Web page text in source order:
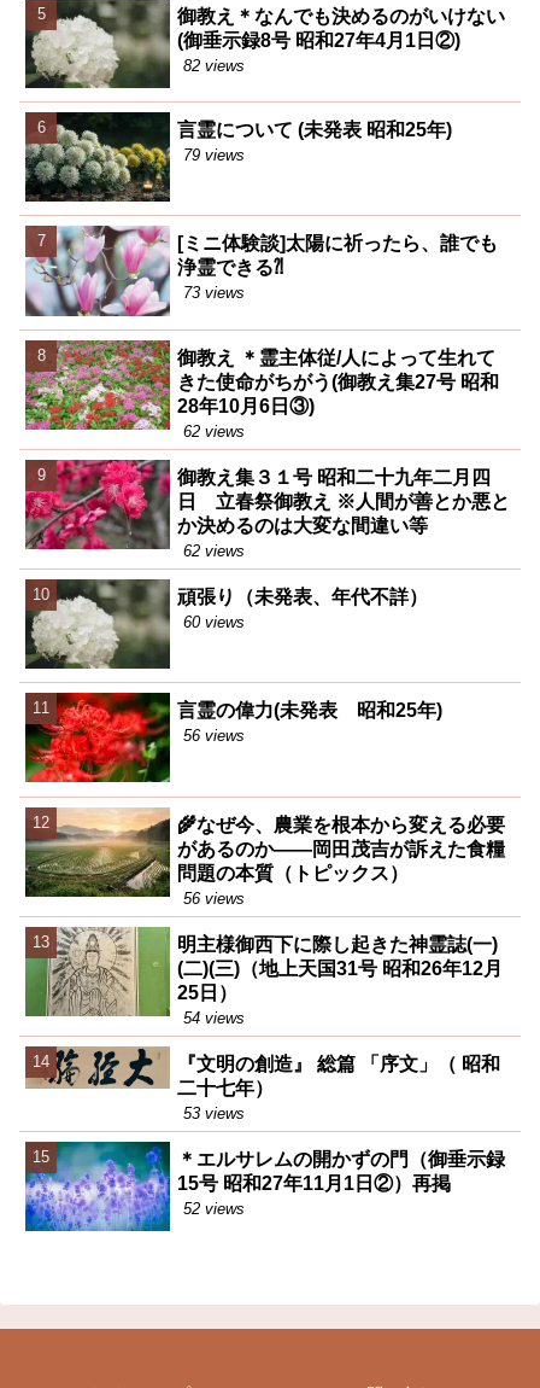
御教え＊なんでも決めるのがいけない
(御垂示録8号 昭和27年4月1日②)
82 views
言霊について (未発表 昭和25年)
79 views
[ミニ体験談]太陽に祈ったら、誰でも
浄霊できる⁈
73 views
御教え ＊霊主体従/人によって生れて
きた使命がちがう(御教え集27号 昭和
28年10月6日③)
62 views
御教え集３１号 昭和二十九年二月四
日 立春祭御教え ※人間が善とか悪と
か決めるのは大変な間違い等
62 views
頑張り（未発表、年代不詳）
60 views
言霊の偉力(未発表 昭和25年)
56 views
🌾なぜ今、農業を根本から変える必要
があるのか――岡田茂吉が訴えた食糧
問題の本質（トピックス）
56 views
明主様御西下に際し起きた神霊誌(一)
(二)(三)（地上天国31号 昭和26年12月
25日）
54 views
『文明の創造』 総篇 「序文」（ 昭和
二十七年）
53 views
＊エルサレムの開かずの門（御垂示録
15号 昭和27年11月1日②）再掲
52 views